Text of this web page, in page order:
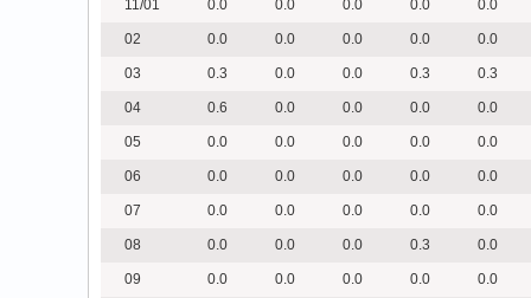
11/01 0.0 0.0 0.0 0.0 0.0
02 0.0 0.0 0.0 0.0 0.0
03 0.3 0.0 0.0 0.3 0.3
04 0.6 0.0 0.0 0.0 0.0
05 0.0 0.0 0.0 0.0 0.0
06 0.0 0.0 0.0 0.0 0.0
07 0.0 0.0 0.0 0.0 0.0
08 0.0 0.0 0.0 0.3 0.0
09 0.0 0.0 0.0 0.0 0.0